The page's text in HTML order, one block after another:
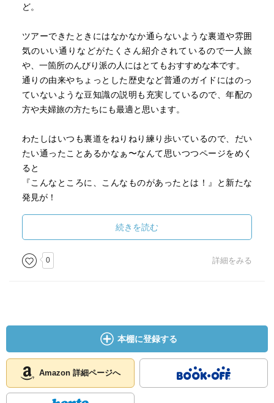
ど。
ツアーできたときにはなかなか通らないような裏道や雰囲
気のいい通りなどがたくさん紹介されているので一人旅
や、一箇所のんびり派の人にはとてもおすすめな本です。
通りの由来やちょっとした歴史など普通のガイドにはのっ
ていないような豆知識の説明も充実しているので、年配の
方や夫婦旅の方たちにも最適と思います。
わたしはいつも裏道をねりねり練り歩いているので、だい
たい通ったことあるかなぁ〜なんて思いつつページをめく
ると
『こんなところに、こんなものがあったとは！』と新たな
発見が！
なく、とてもすてきな本です。
続きを読む
0 詳細をみる
本棚に登録する
Amazon 詳細ページへ